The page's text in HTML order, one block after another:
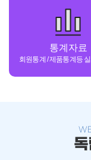
통계자료
회원통계 / 제품통계등